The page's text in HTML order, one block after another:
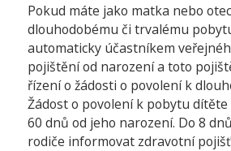
Pokud máte jako matka nebo
dlouhodobému či trvalému
automaticky účastníkem
pojištění od narození a toto
řízení o žádosti o povolení k
Žádost o povolení k pobytu
60 dnů od jeho narození. Do 8
rodiče informovat zdravotní